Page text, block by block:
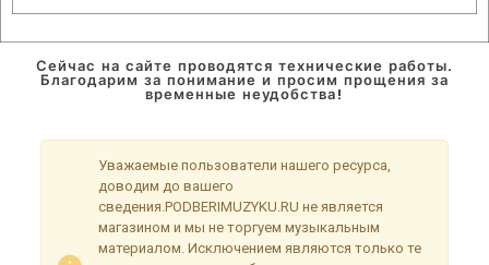
Сейчас на сайте проводятся технические работы.
Благодарим за понимание и просим прощения за
временные неудобства!
Уважаемые пользователи нашего ресурса,
доводим до вашего
сведения.PODBERIMUZYKU.RU не является
магазином и мы не торгуем музыкальным
материалом. Исключением являются только те